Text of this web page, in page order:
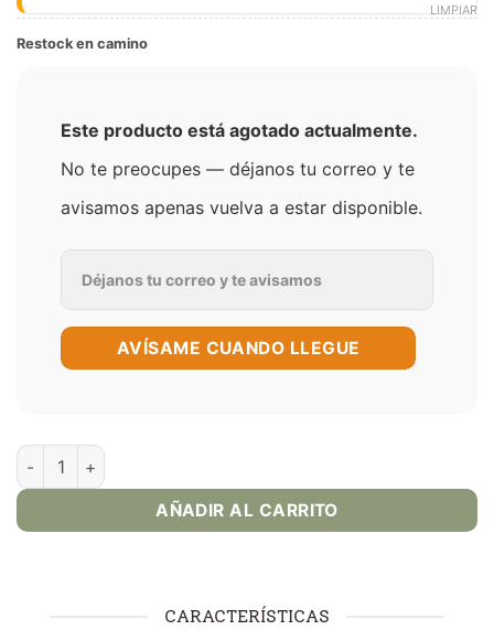
LIMPIAR
Restock en camino
Este producto está agotado actualmente.
No te preocupes — déjanos tu correo y te
avisamos apenas vuelva a estar disponible.
AVÍSAME CUANDO LLEGUE
Mango Berry Ice - Kings Crest -120ml cantidad
AÑADIR AL CARRITO
CARACTERÍSTICAS